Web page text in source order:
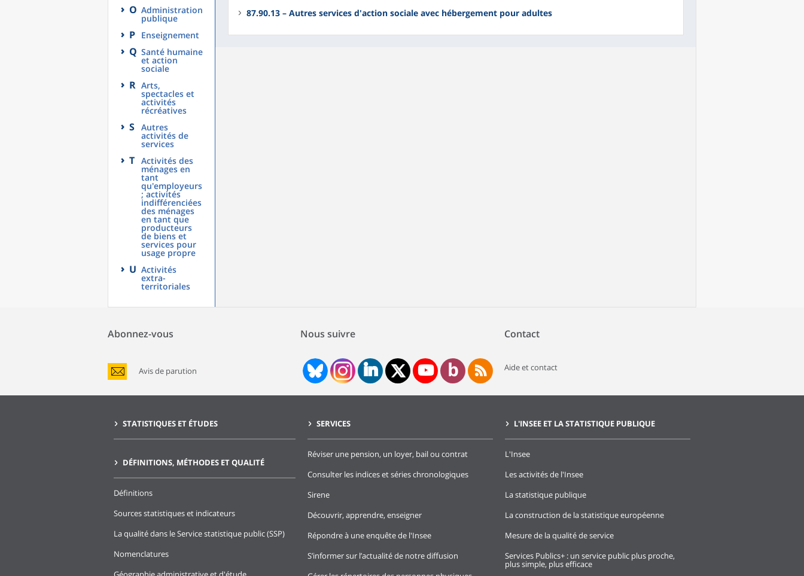
O Administration
publique
P Enseignement
Q Santé humaine
et action
sociale
R Arts,
spectacles et
activités
récréatives
S Autres
activités de
services
T Activités des
ménages en
tant
qu'employeurs
; activités
indifférenciées
des ménages
en tant que
producteurs
de biens et
services pour
usage propre
U Activités
extra-
territoriales
87.90.13 – Autres services d'action sociale avec hébergement pour adultes
Abonnez-vous
Avis de parution
Nous suivre Contact
Aide et contact
STATISTIQUES ET ÉTUDES
DÉFINITIONS, MÉTHODES ET QUALITÉ
Définitions
Sources statistiques et indicateurs
La qualité dans le Service statistique public (SSP)
Nomenclatures
SERVICES
Réviser une pension, un loyer, bail ou contrat
Consulter les indices et séries chronologiques
Sirene
Découvrir, apprendre, enseigner
Répondre à une enquête de l'Insee
S’informer sur l’actualité de notre diffusion
L'INSEE ET LA STATISTIQUE PUBLIQUE
L'Insee
Les activités de l'Insee
La statistique publique
La construction de la statistique européenne
Mesure de la qualité de service
Services Publics+ : un service public plus proche,
plus simple, plus efficace